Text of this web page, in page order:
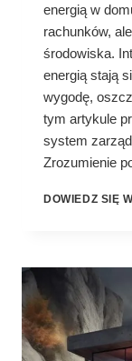
energią w
rachunków,
środowiska.
energią stają
wygodę,
tym artykule
system
Zrozumienie
DOWIEDZ SIĘ